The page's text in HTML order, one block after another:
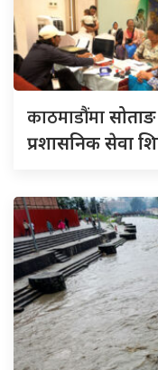
काठमाडौंमा
प्रशासनिक सेवा